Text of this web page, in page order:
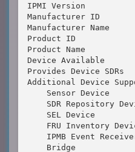
IPMI Version
Manufacturer ID
Manufacturer Name
Product ID
Product Name
Device Available
Provides Device
Additional Device
    Sensor Device
SDR Repository
    SEL Device
FRU Inventory
IPMB Event
    Bridge